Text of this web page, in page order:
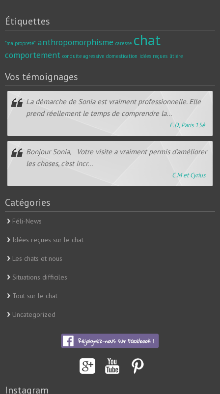
Étiquettes
"malpropreté" anthropomorphisme caresse chat
comportement conduite agressive domestication idées reçues litière
Vos témoignages
La démarche de Sonia est vraiment professionnelle. Elle
prend réellement le temps de comprendre la...
F.D, Paris 15è
Bonjour Sonia, Votre visite a vraiment permis d’améliorer
les choses, c’est incr...
C.M et Cyrius
Catégories
Féli-News
Idées reçues sur le chat
Les chats et nous
Situations difficiles
Tout sur le chat
Uncategorized
Instagram